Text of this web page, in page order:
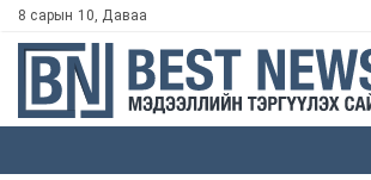
8 сарын 10, Даваа